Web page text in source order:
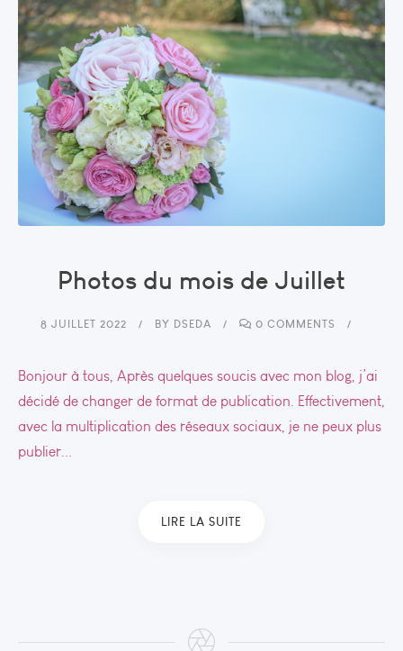
Photos du mois de Juillet
8 JUILLET 2022 BY DSEDA 0 COMMENTS
Bonjour à tous, Après quelques soucis avec mon blog, j’ai
décidé de changer de format de publication. Effectivement,
avec la multiplication des réseaux sociaux, je ne peux plus
publier...
LIRE LA SUITE